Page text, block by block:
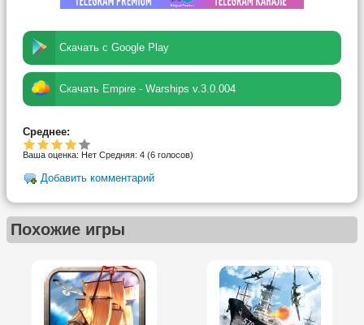
Скачать с Google Play
Скачать Empire - Warships v.3.0.004
Среднее:
Ваша оценка: Нет Средняя: 4 (6 голосов)
Добавить комментарий
Похожие игры